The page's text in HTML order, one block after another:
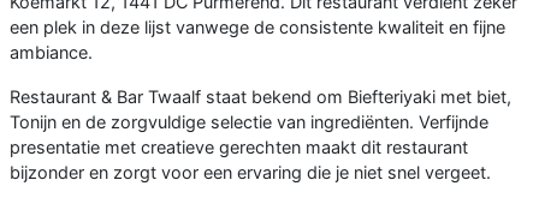
een plek in deze lijst vanwege de consistente kwaliteit en fijne
ambiance.
Restaurant & Bar Twaalf staat bekend om Biefteriyaki met biet,
Tonijn en de zorgvuldige selectie van ingrediënten. Verfijnde
presentatie met creatieve gerechten maakt dit restaurant
bijzonder en zorgt voor een ervaring die je niet snel vergeet.